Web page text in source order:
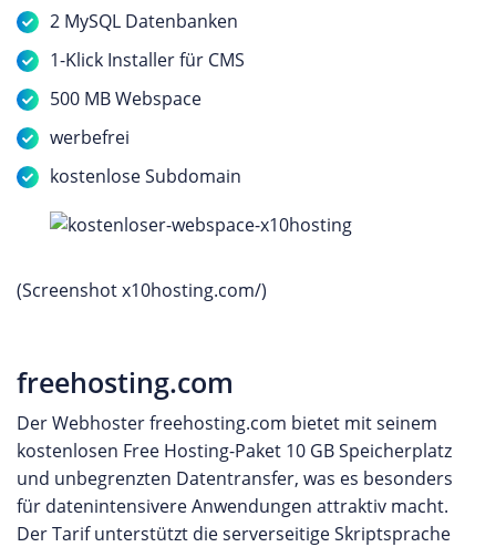
2 MySQL Datenbanken
1-Klick Installer für CMS
500 MB Webspace
werbefrei
kostenlose Subdomain
(Screenshot x10hosting.com/)
freehosting.com
Der Webhoster freehosting.com bietet mit seinem
kostenlosen Free Hosting-Paket 10 GB Speicherplatz
und unbegrenzten Datentransfer, was es besonders
für datenintensivere Anwendungen attraktiv macht.
Der Tarif unterstützt die serverseitige Skriptsprache